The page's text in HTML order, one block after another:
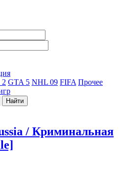
2 GTA 5 NHL 09 FIFA Прочее
Найти
/ Криминальная